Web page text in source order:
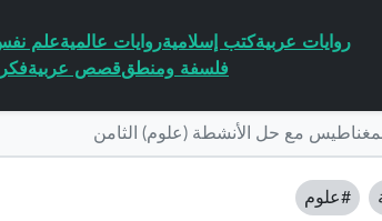
روايات عربيةكتب إسلاميةروايات عالميةعلم
فلسفة ومنطققصص عربية
مع حل الأنشطة (علوم) الثامن
#علوم